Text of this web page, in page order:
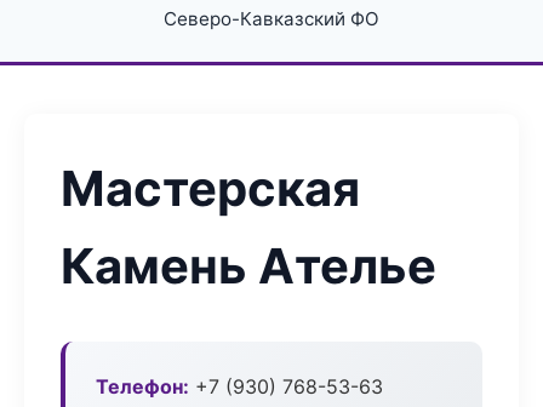
Северо-Кавказский ФО
Мастерская
Камень Ателье
Телефон: +7 (930) 768-53-63